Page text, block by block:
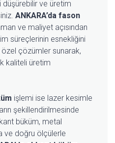
ve üretim
ANKARA’da fason
ve maliyet açısından
süreçlerinin esnekliğini
özel çözümler sunarak,
kaliteli üretim
işlemi ise lazer kesimle
şekillendirilmesinde
büküm, metal
ve doğru ölçülerle